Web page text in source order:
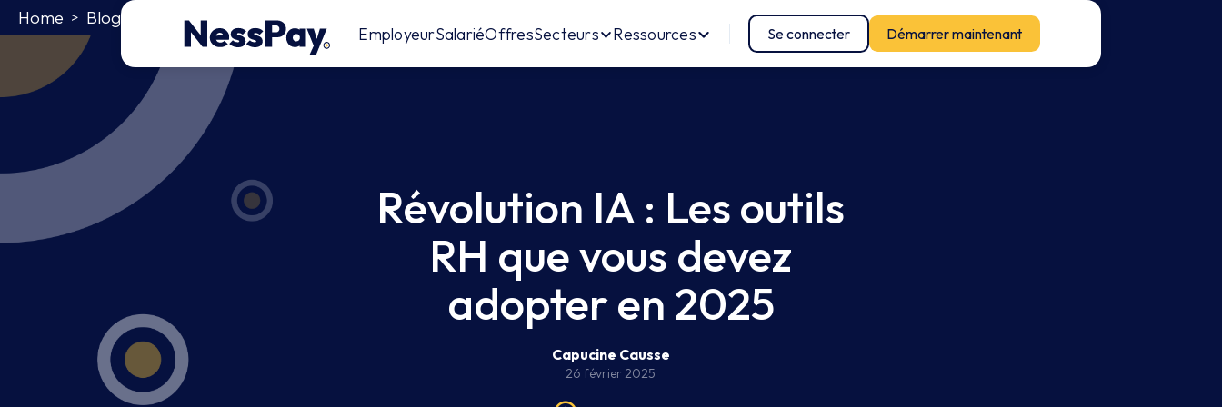
EmployeurSalariéOffresSecteurs Ressources Se connecter Démarrer maintenant
Home > Blog Révolution IA : Les outils RH que vous devez adopter en 2025
Révolution IA : Les outils
RH que vous devez
adopter en 2025
Capucine Causse
26 février 2025